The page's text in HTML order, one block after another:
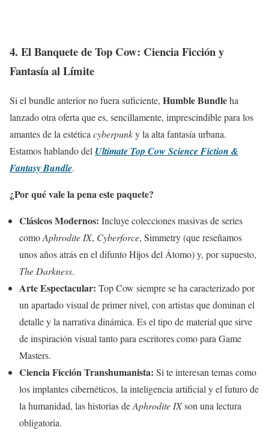
4. El Banquete de Top Cow: Ciencia Ficción y
Fantasía al Límite
Si el bundle anterior no fuera suficiente, Humble Bundleha
lanzado otra oferta que es, sencillamente, imprescindible para los
amantes de la estética cyberpunky la alta fantasía urbana.
Estamos hablando del Ultimate Top Cow Science Fiction &
Fantasy Bundle.
¿Por qué vale la pena este paquete?
Clásicos Modernos: Incluye colecciones masivas de series
comoAphrodite IX, Cyberforce, Simmetry (que reseñamos
unos años atrás en el difunto Hijos del Átomo) y, por supuesto,
The Darkness.
Arte Espectacular: Top Cow siempre se ha caracterizado por
un apartado visual de primer nivel, con artistas que dominan el
detalle y la narrativa dinámica. Es el tipo de material que sirve
de inspiración visual tanto para escritores como para Game
Masters.
Ciencia Ficción Transhumanista: Si te interesan temas como
los implantes cibernéticos, la inteligencia artificial y el futuro de
la humanidad, las historias deAphrodite IXson una lectura
obligatoria.